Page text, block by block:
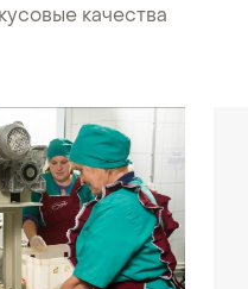
качества